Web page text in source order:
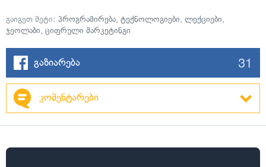
გაიგეთ მეტი: პროგრამირება, ტექნოლოგიები, ლექციები,
ჯეოლაბი, ციფრული მარკეტინგი
გაზიარება 31
კომენტარები